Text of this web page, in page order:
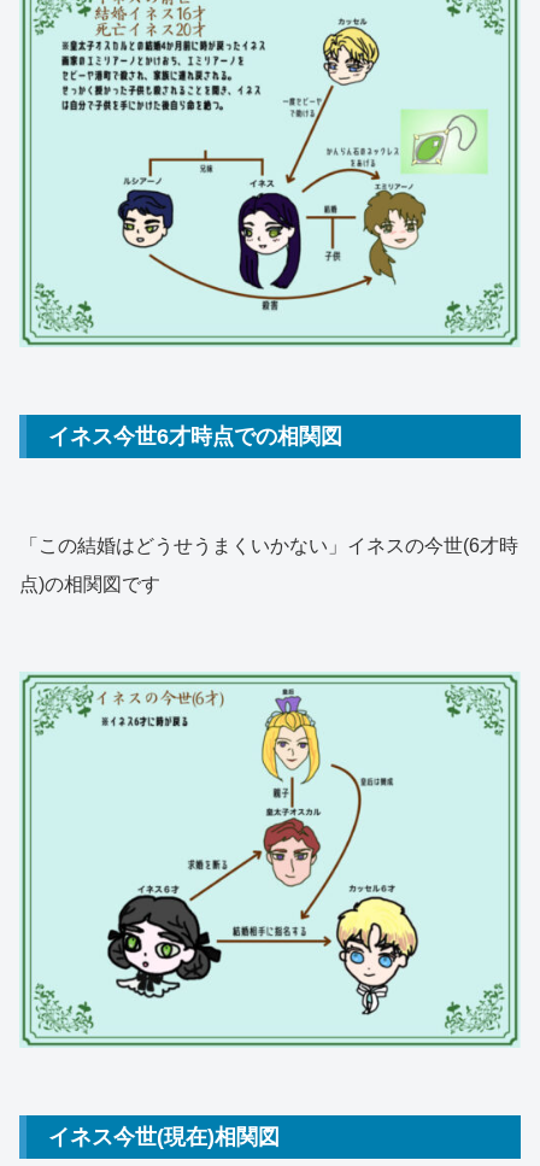
イネス今世6才時点での相関図
「この結婚はどうせうまくいかない」イネスの今世(6才時
点)の相関図です
イネス今世(現在)相関図